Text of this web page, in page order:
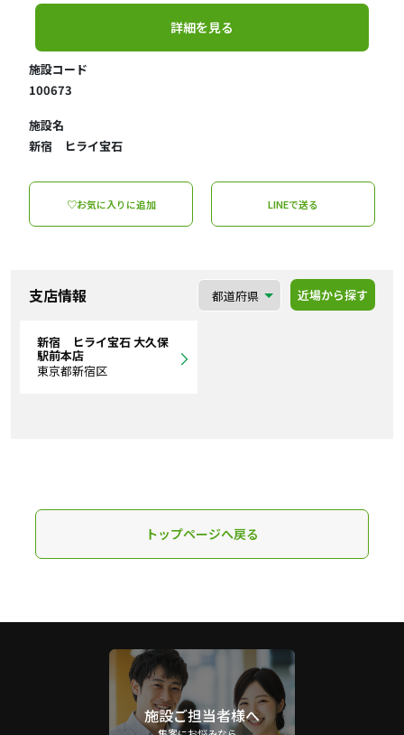
詳細を見る
施設コード
100673
施設名
新宿 ヒライ宝石
♡お気に入りに追加 LINEで送る
支店情報 近場から探す
新宿 ヒライ宝石 大久保
駅前本店
東京都新宿区
トップページへ戻る
施設ご担当者様へ